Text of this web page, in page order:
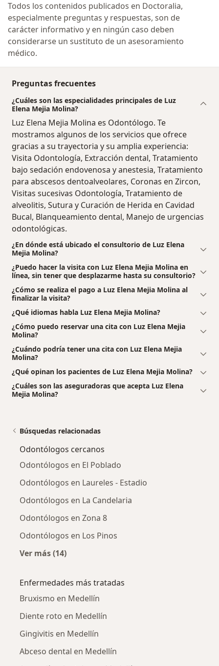
Todos los contenidos publicados en Doctoralia,
especialmente preguntas y respuestas, son de
carácter informativo y en ningún caso deben
considerarse un sustituto de un asesoramiento
médico.
Preguntas frecuentes
¿Cuáles son las especialidades principales de Luz
Elena Mejia Molina?
Luz Elena Mejia Molina es Odontólogo. Te
mostramos algunos de los servicios que ofrece
gracias a su trayectoria y su amplia experiencia:
Visita Odontología, Extracción dental, Tratamiento
bajo sedación endovenosa y anestesia, Tratamiento
para abscesos dentoalveolares, Coronas en Zircon,
Visitas sucesivas Odontología, Tratamiento de
alveolitis, Sutura y Curación de Herida en Cavidad
Bucal, Blanqueamiento dental, Manejo de urgencias
odontológicas.
¿En dónde está ubicado el consultorio de Luz Elena
Mejia Molina?
¿Puedo hacer la visita con Luz Elena Mejia Molina en
línea, sin tener que desplazarme hasta su consultorio?
¿Cómo se realiza el pago a Luz Elena Mejia Molina al
finalizar la visita?
¿Qué idiomas habla Luz Elena Mejia Molina?
¿Cómo puedo reservar una cita con Luz Elena Mejia
Molina?
¿Cuándo podría tener una cita con Luz Elena Mejia
Molina?
¿Qué opinan los pacientes de Luz Elena Mejia Molina?
¿Cuáles son las aseguradoras que acepta Luz Elena
Mejia Molina?
Búsquedas relacionadas
Odontólogos cercanos
Odontólogos en El Poblado
Odontólogos en Laureles - Estadio
Odontólogos en La Candelaria
Odontólogos en Zona 8
Odontólogos en Los Pinos
Ver más (14)
Enfermedades más tratadas
Bruxismo en Medellín
Diente roto en Medellín
Gingivitis en Medellín
Abceso dental en Medellín